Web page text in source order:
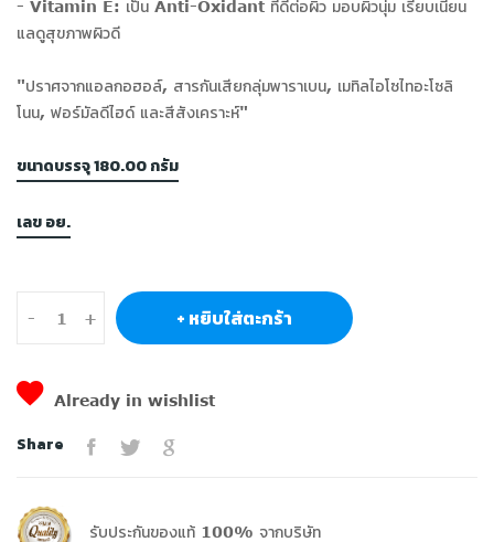
- Vitamin E: เป็น Anti-Oxidant ที่ดีต่อผิว มอบผิวนุ่ม เรียบเนียน
แลดูสุขภาพผิวดี
"ปราศจากแอลกอฮอล์, สารกันเสียกลุ่มพาราเบน, เมทิลไอโซไทอะโซลิ
โนน, ฟอร์มัลดีไฮด์ และสีสังเคราะห์"
ขนาดบรรจุ 180.00 กรัม
เลข อย.
- + + หยิบใส่ตะกร้า
Already in wishlist
Share
รับประกันของแท้ 100% จากบริษัท